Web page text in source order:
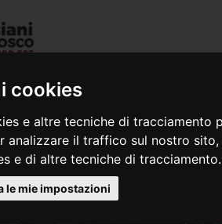
cookies
e altre tecniche di
analizzare il traffico sul nostro
e di altre tecniche di tracciamento.
le mie impostazioni